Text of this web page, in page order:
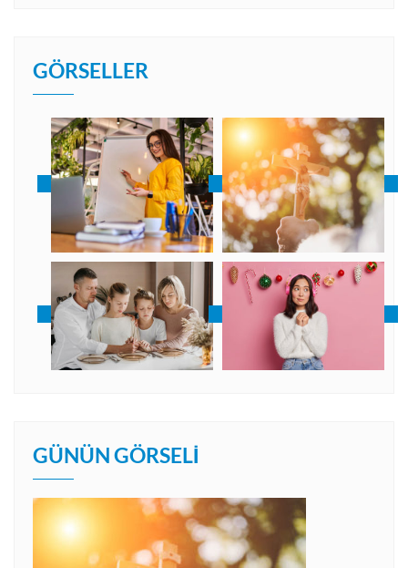
GÖRSELLER
GÜNÜN GÖRSELI